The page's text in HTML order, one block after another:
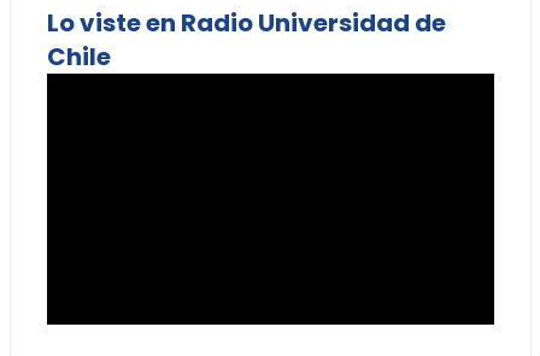
Lo viste en Radio Universidad de
Chile